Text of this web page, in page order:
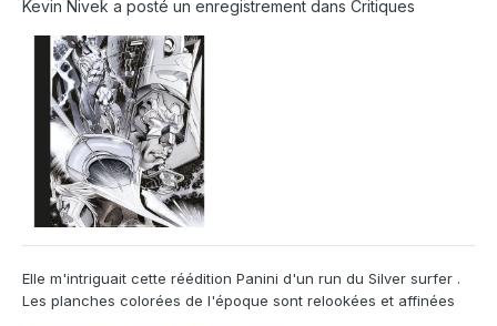
Kevin Nivek a posté un enregistrement dans Critiques
Elle m'intriguait cette réédition Panini d'un run du Silver surfer .
Les planches colorées de l'époque sont relookées et affinées